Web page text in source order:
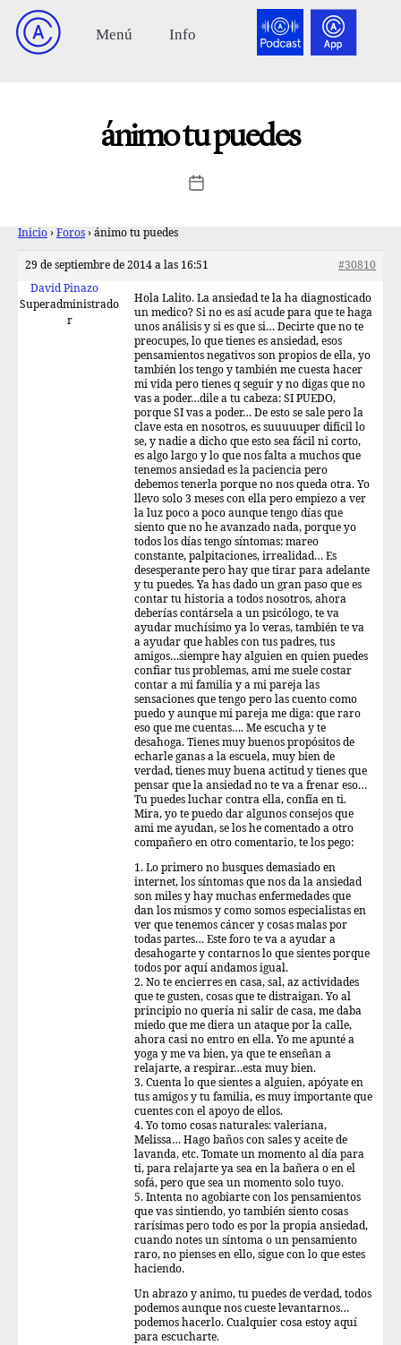
ánimo tu puedes
Inicio › Foros › ánimo tu puedes
29 de septiembre de 2014 a las 16:51
#30810
David Pinazo
Superadministrado
r
Hola Lalito. La ansiedad te la ha diagnosticado
un medico? Si no es así acude para que te haga
unos análisis y si es que si… Decirte que no te
preocupes, lo que tienes es ansiedad, esos
pensamientos negativos son propios de ella, yo
también los tengo y también me cuesta hacer
mi vida pero tienes q seguir y no digas que no
vas a poder…dile a tu cabeza: SI PUEDO,
porque SI vas a poder… De esto se sale pero la
clave esta en nosotros, es suuuuuper difícil lo
se, y nadie a dicho que esto sea fácil ni corto,
es algo largo y lo que nos falta a muchos que
tenemos ansiedad es la paciencia pero
debemos tenerla porque no nos queda otra. Yo
llevo solo 3 meses con ella pero empiezo a ver
la luz poco a poco aunque tengo días que
siento que no he avanzado nada, porque yo
todos los días tengo síntomas: mareo
constante, palpitaciones, irrealidad… Es
desesperante pero hay que tirar para adelante
y tu puedes. Ya has dado un gran paso que es
contar tu historia a todos nosotros, ahora
deberías contársela a un psicólogo, te va
ayudar muchísimo ya lo veras, también te va
a ayudar que hables con tus padres, tus
amigos…siempre hay alguien en quien puedes
confiar tus problemas, ami me suele costar
contar a mi familia y a mi pareja las
sensaciones que tengo pero las cuento como
puedo y aunque mi pareja me diga: que raro
eso que me cuentas…. Me escucha y te
desahoga. Tienes muy buenos propósitos de
echarle ganas a la escuela, muy bien de
verdad, tienes muy buena actitud y tienes que
pensar que la ansiedad no te va a frenar eso…
Tu puedes luchar contra ella, confía en ti.
Mira, yo te puedo dar algunos consejos que
ami me ayudan, se los he comentado a otro
compañero en otro comentario, te los pego:
1. Lo primero no busques demasiado en
internet, los síntomas que nos da la ansiedad
son miles y hay muchas enfermedades que
dan los mismos y como somos especialistas en
ver que tenemos cáncer y cosas malas por
todas partes… Este foro te va a ayudar a
desahogarte y contarnos lo que sientes porque
todos por aquí andamos igual.
2. No te encierres en casa, sal, az actividades
que te gusten, cosas que te distraigan. Yo al
principio no quería ni salir de casa, me daba
miedo que me diera un ataque por la calle,
ahora casi no entro en ella. Yo me apunté a
yoga y me va bien, ya que te enseñan a
relajarte, a respirar…esta muy bien.
3. Cuenta lo que sientes a alguien, apóyate en
tus amigos y tu familia, es muy importante que
cuentes con el apoyo de ellos.
4. Yo tomo cosas naturales: valeriana,
Melissa… Hago baños con sales y aceite de
lavanda, etc. Tomate un momento al día para
ti, para relajarte ya sea en la bañera o en el
sofá, pero que sea un momento solo tuyo.
5. Intenta no agobiarte con los pensamientos
que vas sintiendo, yo también siento cosas
rarísimas pero todo es por la propia ansiedad,
cuando notes un síntoma o un pensamiento
raro, no pienses en ello, sigue con lo que estes
haciendo.
Un abrazo y animo, tu puedes de verdad, todos
podemos aunque nos cueste levantarnos…
podemos hacerlo. Cualquier cosa estoy aquí
para escucharte.